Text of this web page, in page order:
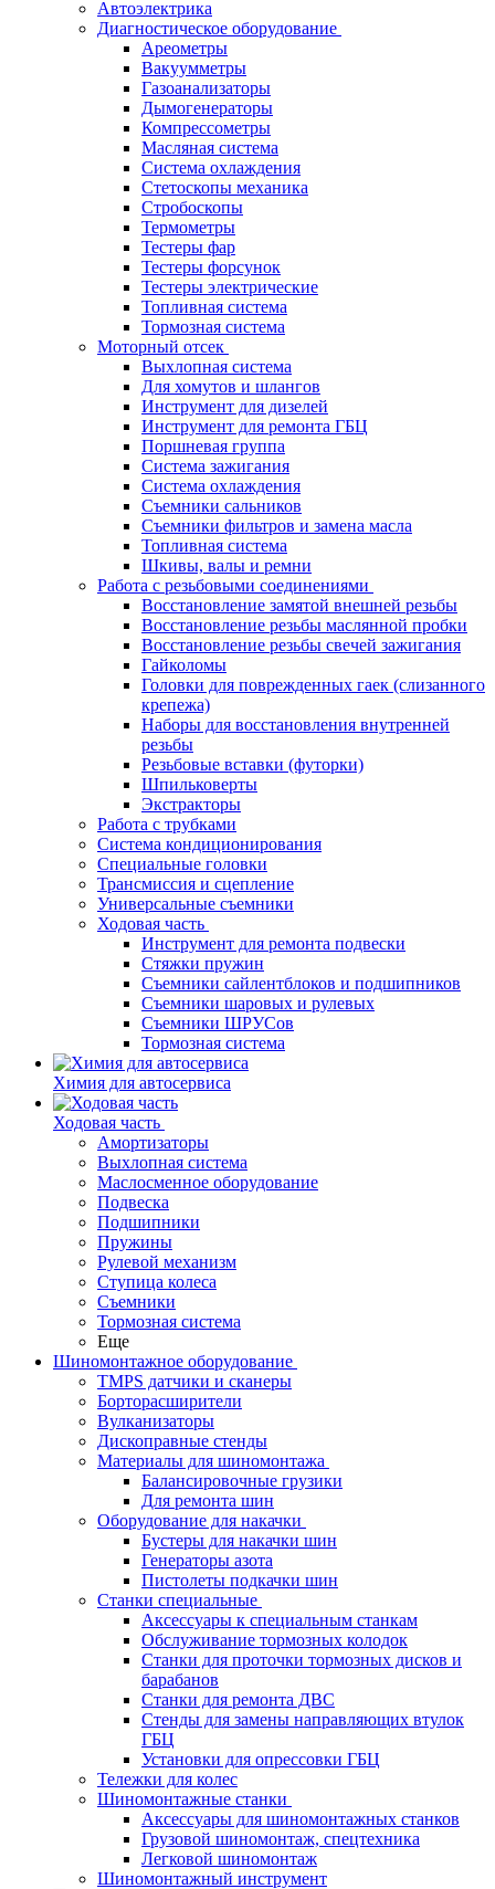
Автоэлектрика
Диагностическое оборудование
Ареометры
Вакуумметры
Газоанализаторы
Дымогенераторы
Компрессометры
Масляная система
Система охлаждения
Стетоскопы механика
Стробоскопы
Термометры
Тестеры фар
Тестеры форсунок
Тестеры электрические
Топливная система
Тормозная система
Моторный отсек
Выхлопная система
Для хомутов и шлангов
Инструмент для дизелей
Инструмент для ремонта ГБЦ
Поршневая группа
Система зажигания
Система охлаждения
Съемники сальников
Съемники фильтров и замена масла
Топливная система
Шкивы, валы и ремни
Работа с резьбовыми соединениями
Восстановление замятой внешней резьбы
Восстановление резьбы маслянной пробки
Восстановление резьбы свечей зажигания
Гайколомы
Головки для поврежденных гаек (слизанного
крепежа)
Наборы для восстановления внутренней
резьбы
Резьбовые вставки (футорки)
Шпильковерты
Экстракторы
Работа с трубками
Система кондиционирования
Специальные головки
Трансмиссия и сцепление
Универсальные съемники
Ходовая часть
Инструмент для ремонта подвески
Стяжки пружин
Съемники сайлентблоков и подшипников
Съемники шаровых и рулевых
Съемники ШРУСов
Тормозная система
Химия для автосервиса
Ходовая часть
Амортизаторы
Выхлопная система
Маслосменное оборудование
Подвеска
Подшипники
Пружины
Рулевой механизм
Ступица колеса
Съемники
Тормозная система
Еще
Шиномонтажное оборудование
TMPS датчики и сканеры
Борторасширители
Вулканизаторы
Дископравные стенды
Материалы для шиномонтажа
Балансировочные грузики
Для ремонта шин
Оборудование для накачки
Бустеры для накачки шин
Генераторы азота
Пистолеты подкачки шин
Станки специальные
Аксессуары к специальным станкам
Обслуживание тормозных колодок
Станки для проточки тормозных дисков и
барабанов
Станки для ремонта ДВС
Стенды для замены направляющих втулок
ГБЦ
Установки для опрессовки ГБЦ
Тележки для колес
Шиномонтажные станки
Аксессуары для шиномонтажных станков
Грузовой шиномонтаж, спецтехника
Легковой шиномонтаж
Шиномонтажный инструмент